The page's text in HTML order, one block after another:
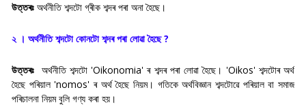
উত্তৰঃ অৰ্থনীতি শব্দটো গ্ৰীক শব্দৰ পৰা অনা হৈছে।
২ । অর্থনীতি শব্দটো কোনটো শব্দৰ পৰা লােৱা হৈছে ?
উত্তৰঃ অৰ্থনীতি শব্দটো 'Oikonomia' ৰ শব্দৰ পৰা লোৱা হৈছে। 'Oikos' শব্দটোৰ অৰ্থ
হৈছে পৰিয়াল 'nomos' ৰ অৰ্থ হৈছে নিয়ম। গতিকে অৰ্থবিজ্ঞান শব্দটোৱে পৰিয়াল বা সমাজ
পৰিচালনা নিয়ম বুলি গণ্য কৰা হয়।